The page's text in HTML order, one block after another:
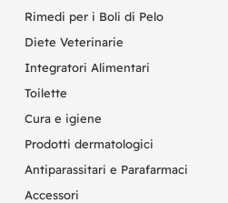
Rimedi per i Boli di Pelo
Diete Veterinarie
Integratori Alimentari
Toilette
Cura e igiene
Prodotti dermatologici
Antiparassitari e Parafarmaci
Accessori